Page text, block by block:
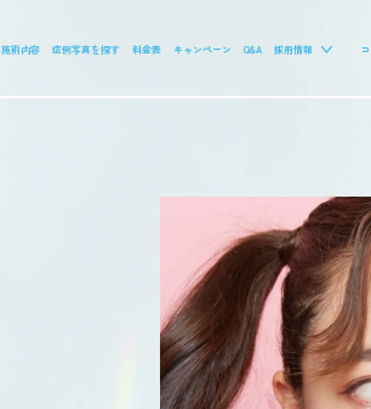
施術内容 症例写真を探す 料金表 キャンペーン Q&A 採用情報